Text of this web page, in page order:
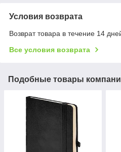
Условия возврата
Возврат товара в течение 14
Все условия возврата
Подобные товары